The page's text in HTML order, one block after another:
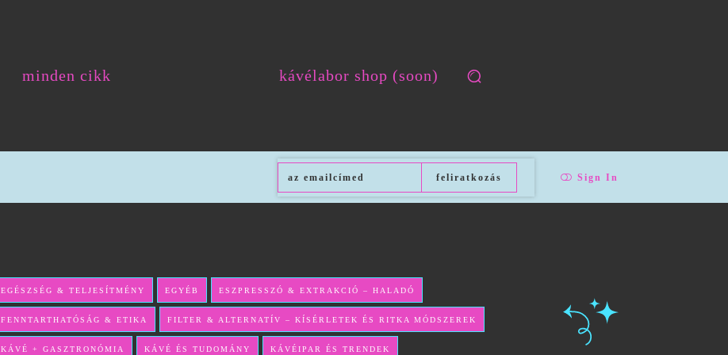
minden cikk kávélabor shop (soon)
feliratkozás Sign In
EGÉSZSÉG & TELJESÍTMÉNY EGYÉB ESZPRESSZÓ & EXTRAKCIÓ – HALADÓ
FENNTARTHATÓSÁG & ETIKA FILTER & ALTERNATÍV – KÍSÉRLETEK ÉS RITKA MÓDSZEREK
KÁVÉ + GASZTRONÓMIA KÁVÉ ÉS TUDOMÁNY KÁVÉIPAR ÉS TRENDEK